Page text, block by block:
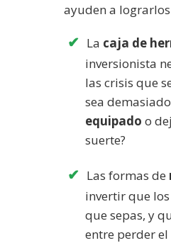
ayuden a lograrlos
La caja de
inversionista
las crisis que
sea
equipado o
suerte?
Las formas de
invertir que
que sepas, y
entre perder